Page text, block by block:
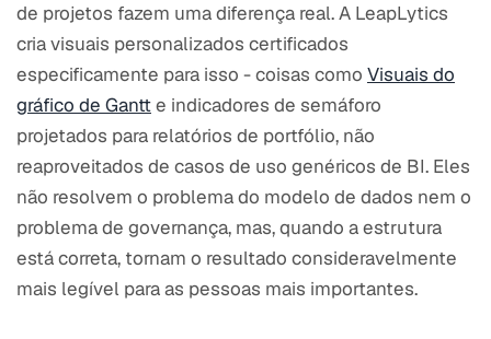
de projetos fazem uma diferença real. A LeapLytics
cria visuais personalizados certificados
especificamente para isso - coisas como Visuais do
gráfico de Gantte indicadores de semáforo
projetados para relatórios de portfólio, não
reaproveitados de casos de uso genéricos de BI. Eles
não resolvem o problema do modelo de dados nem o
problema de governança, mas, quando a estrutura
está correta, tornam o resultado consideravelmente
mais legível para as pessoas mais importantes.